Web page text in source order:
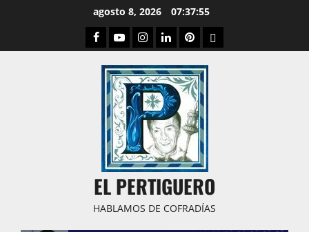
agosto 8, 2026 07:37:55
Facebook
YoutubeInstagram
LinkedPinterestDribbble
EL PERTIGUERO
HABLAMOS DE COFRADÍAS